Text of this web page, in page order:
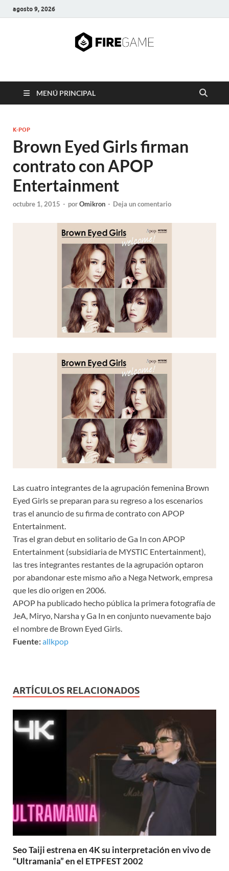
agosto 9, 2026
FIRE GAME
MENÚ PRINCIPAL
K-POP
Brown Eyed Girls firman
contrato con APOP
Entertainment
octubre 1, 2015 - porOmikron - Deja un comentario
Las cuatro integrantes de la agrupación femenina Brown
Eyed Girls se preparan para su regreso a los escenarios
tras el anuncio de su firma de contrato con APOP
Entertainment.
Tras el gran debut en solitario de Ga In con APOP
Entertainment (subsidiaria de MYSTIC Entertainment),
las tres integrantes restantes de la agrupación optaron
por abandonar este mismo año a Nega Network, empresa
que les dio origen en 2006.
APOP ha publicado hecho pública la primera fotografía de
JeA, Miryo, Narsha y Ga In en conjunto nuevamente bajo
el nombre de Brown Eyed Girls.
Fuente:allkpop
ARTÍCULOS RELACIONADOS
Seo Taiji estrena en 4K su interpretación en vivo de
“Ultramania” en el ETPFEST 2002